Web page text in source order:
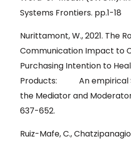
Systems Frontiers. pp.1-18
Nurittamont, W., 2021. The
Communication Impact to
Purchasing Intention to
Products: An empirical
the Mediator and
637-652.
Ruiz-Mafe, C.,